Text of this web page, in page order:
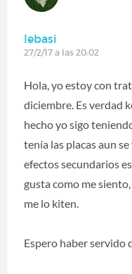
lebasi
27/2/17 a las 20:02
Hola, yo estoy con
diciembre. Es verdad
hecho yo sigo
tenía las placas aun
efectos secundarios
gusta como me
me lo kiten.
Espero haber servido